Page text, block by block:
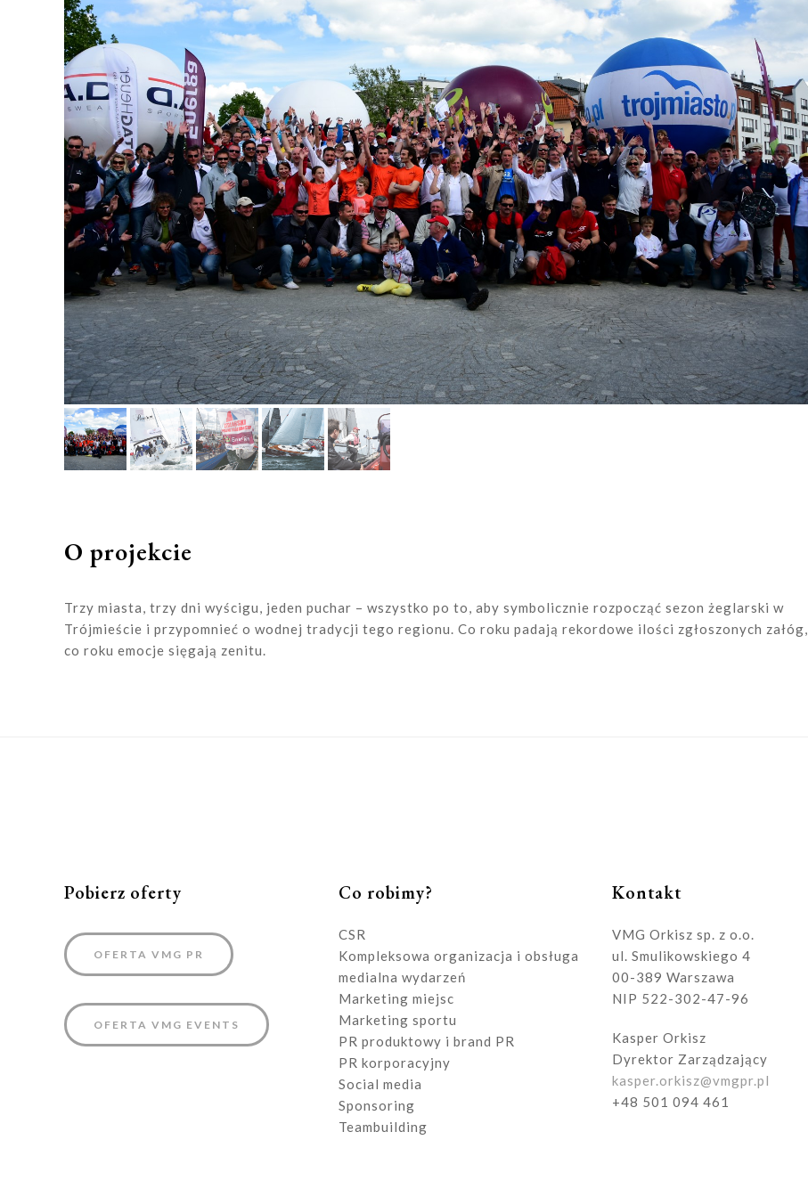
O projekcie
Trzy miasta, trzy dni wyścigu, jeden puchar – wszystko po to, aby symbolicznie rozpocząć sezon żeglarski w
Trójmieście i przypomnieć o wodnej tradycji tego regionu. Co roku padają rekordowe ilości zgłoszonych załóg,
co roku emocje sięgają zenitu.
Pobierz oferty
OFERTA VMG PR
OFERTA VMG EVENTS
Co robimy?
CSR
Kompleksowa organizacja i obsługa
medialna wydarzeń
Marketing miejsc
Marketing sportu
PR produktowy i brand PR
PR korporacyjny
Social media
Sponsoring
Teambuilding
Kontakt
VMG Orkisz sp. z o.o.
ul. Smulikowskiego 4
00-389 Warszawa
NIP 522-302-47-96
Kasper Orkisz
Dyrektor Zarządzający
kasper.orkisz@vmgpr.pl
+48 501 094 461